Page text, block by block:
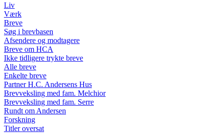
Liv
Værk
Breve
Søg i brevbasen
Afsendere og modtagere
Breve om HCA
Ikke tidligere trykte breve
Alle breve
Enkelte breve
Partner H.C. Andersens Hus
Brevveksling med fam. Melchior
Brevveksling med fam. Serre
Rundt om Andersen
Forskning
Titler oversat